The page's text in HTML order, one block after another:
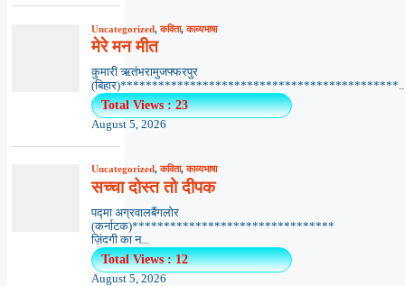
Uncategorized,कविता,काव्यभाषा
मेरे मन मीत
कुमारी ऋतंभरामुजफ्फरपुर
Total Views : 23
August 5, 2026
Uncategorized,कविता,काव्यभाषा
सच्चा दोस्त तो दीपक
पद्मा अग्रवालबैंगलोर
(कर्नाटक)********************************
ज़िंदगी का न...
Total Views : 12
August 5, 2026